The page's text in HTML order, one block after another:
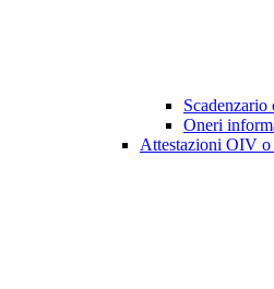
Oneri
Attestazioni OIV o